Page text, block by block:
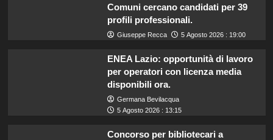
Comuni cercano candidati per 39
profili professionali.
Giuseppe Recca 5 Agosto 2026 : 19:00
ENEA Lazio: opportunità di lavoro
per operatori con licenza media
disponibili ora.
Germana Bevilacqua
5 Agosto 2026 : 13:15
Concorso per bibliotecari a